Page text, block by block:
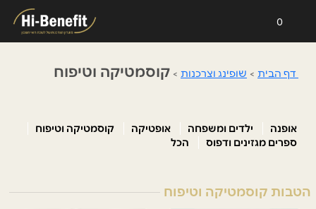
0
דף הבית > שופינג וצרכנות > קוסמטיקה וטיפוח
אופנה ילדים ומשפחה אופטיקה
קוסמטיקה וטיפוח
ספרים מגזינים ודפוס
הכל
הטבות קוסמטיקה וטיפוח